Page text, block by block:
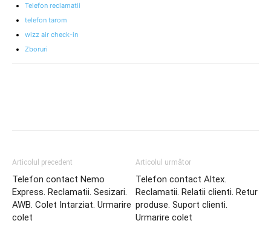
Telefon reclamatii
telefon tarom
wizz air check-in
Zboruri
Articolul precedent
Telefon contact Nemo
Express. Reclamatii. Sesizari.
AWB. Colet Intarziat. Urmarire
colet
Articolul următor
Telefon contact Altex.
Reclamatii. Relatii clienti. Retur
produse. Suport clienti.
Urmarire colet